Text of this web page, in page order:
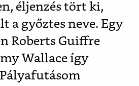
éljenzés tört ki,
a győztes neve. Egy
Roberts Guiffre
Wallace így